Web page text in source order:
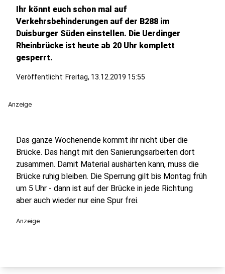
Ihr könnt euch schon mal auf
Verkehrsbehinderungen auf der B288 im
Duisburger Süden einstellen. Die Uerdinger
Rheinbrücke ist heute ab 20 Uhr komplett
gesperrt.
Veröffentlicht: Freitag, 13.12.2019 15:55
Anzeige
Das ganze Wochenende kommt ihr nicht über die
Brücke. Das hängt mit den Sanierungsarbeiten dort
zusammen. Damit Material aushärten kann, muss die
Brücke ruhig bleiben. Die Sperrung gilt bis Montag früh
um 5 Uhr - dann ist auf der Brücke in jede Richtung
aber auch wieder nur eine Spur frei.
Anzeige